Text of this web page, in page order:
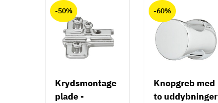
Der er ingen kundeanmeldelser endnu.
-50%
Krydsmontage
plade -
-60%
Knopgreb med
to uddybninger